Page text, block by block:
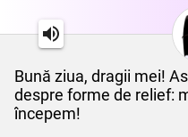
Bună ziua, dragii mei!
despre forme de relief:
începem!